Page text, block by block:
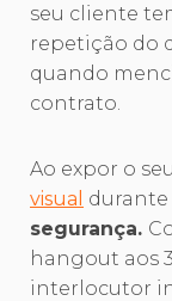
seu cliente
repetição do
quando
contrato.
Ao expor o
visual
segurança.
hangout aos
interlocutor